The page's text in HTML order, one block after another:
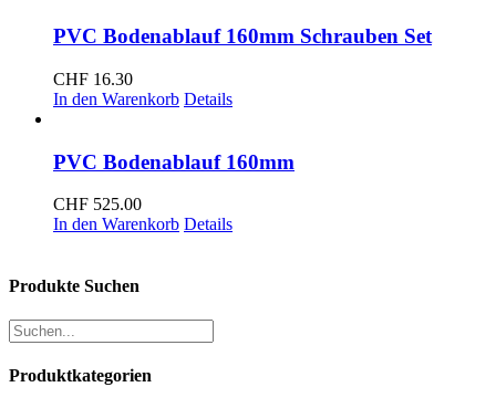
PVC Bodenablauf 160mm Schrauben Set
CHF 16.30
In den Warenkorb Details
PVC Bodenablauf 160mm
CHF 525.00
In den Warenkorb Details
Produkte Suchen
Produktkategorien